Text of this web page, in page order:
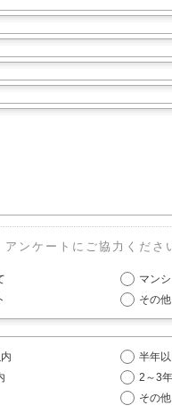
アンケートにご協力くださ
マン
その他
半年
2～3
その他